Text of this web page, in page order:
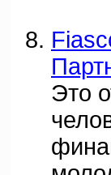
Это